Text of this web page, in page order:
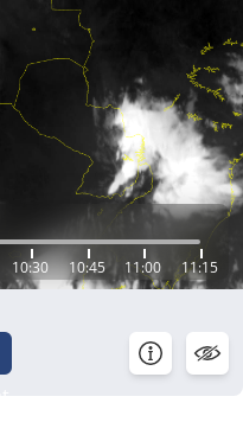
10:30 10:45 11:00 11:15